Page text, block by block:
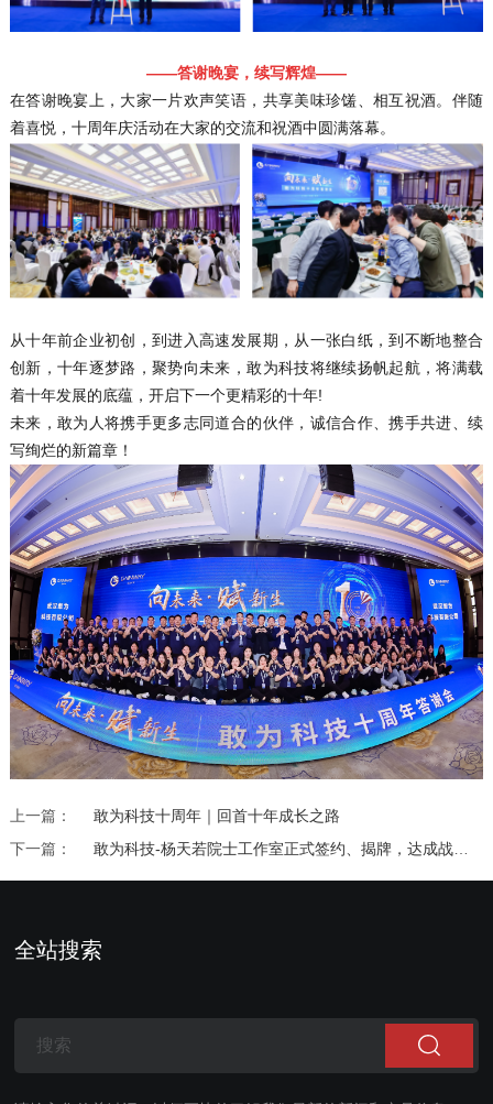
——答谢晚宴，续写辉煌——
在答谢晚宴上，大家一片欢声笑语，共享美味珍馐、相互祝酒。伴随
着喜悦，十周年庆活动在大家的交流和祝酒中圆满落幕。
从十年前企业初创，到进入高速发展期，从一张白纸，到不断地整合
创新，十年逐梦路，聚势向未来，敢为科技将继续扬帆起航，将满载
着十年发展的底蕴，开启下一个更精彩的十年!
未来，敢为人将携手更多志同道合的伙伴，诚信合作、携手共进、续
写绚烂的新篇章！
上一篇：
敢为科技十周年｜回首十年成长之路
下一篇：
敢为科技-杨天若院士工作室正式签约、揭牌，达成战略合作
全站搜索